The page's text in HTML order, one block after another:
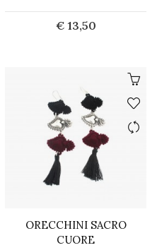
€ 13,50
ORECCHINI SACRO
CUORE